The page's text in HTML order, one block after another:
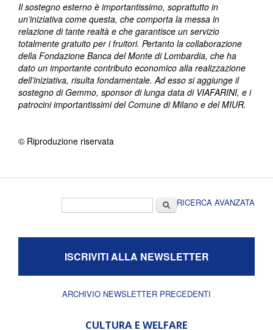
Il sostegno esterno è importantissimo, soprattutto in
un’iniziativa come questa, che comporta la messa in
relazione di tante realtà e che garantisce un servizio
totalmente gratuito per i fruitori. Pertanto la collaborazione
della Fondazione Banca del Monte di Lombardia, che ha
dato un importante contributo economico alla realizzazione
dell’iniziativa, risulta fondamentale. Ad esso si aggiunge il
sostegno di Gemmo, sponsor di lunga data di VIAFARINI, e i
patrocini importantissimi del Comune di Milano e del MIUR.
© Riproduzione riservata
CercaRICERCA AVANZATA
ISCRIVITI ALLA NEWSLETTER
ARCHIVIO NEWSLETTER PRECEDENTI
CULTURA E WELFARE